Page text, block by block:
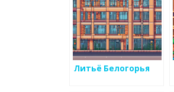
Литьё Белогорья